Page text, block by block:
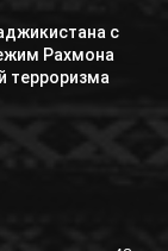
с
Рахмона
терроризма